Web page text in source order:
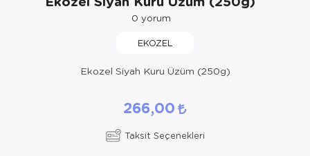
0 yorum
EKOZEL
Ekozel Siyah Kuru Üzüm (250g)
266,00
Taksit Seçenekleri